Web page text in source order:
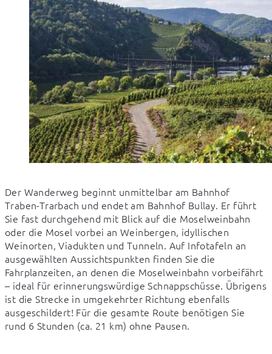
Der Wanderweg beginnt unmittelbar am Bahnhof
Traben-Trarbach und endet am Bahnhof Bullay. Er führt
Sie fast durchgehend mit Blick auf die Moselweinbahn
oder die Mosel vorbei an Weinbergen, idyllischen
Weinorten, Viadukten und Tunneln. Auf Infotafeln an
ausgewählten Aussichtspunkten finden Sie die
Fahrplanzeiten, an denen die Moselweinbahn vorbeifährt
– ideal für erinnerungswürdige Schnappschüsse. Übrigens
ist die Strecke in umgekehrter Richtung ebenfalls
ausgeschildert! Für die gesamte Route benötigen Sie
rund 6 Stunden (ca. 21 km) ohne Pausen.